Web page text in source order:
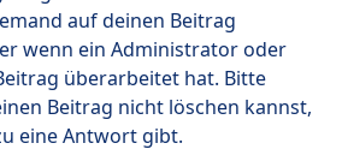
auf deinen Beitrag
wenn ein Administrator oder
überarbeitet hat. Bitte
Beitrag nicht löschen kannst,
eine Antwort gibt.